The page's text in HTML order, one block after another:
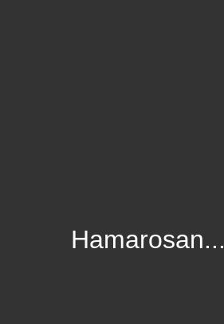
Hamarosan...